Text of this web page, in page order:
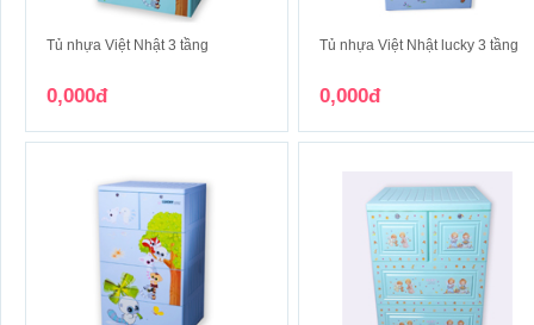
Tủ nhựa Việt Nhật 3 tầng
0,000đ
Tủ nhựa Việt Nhật lucky 3 tầng
0,000đ